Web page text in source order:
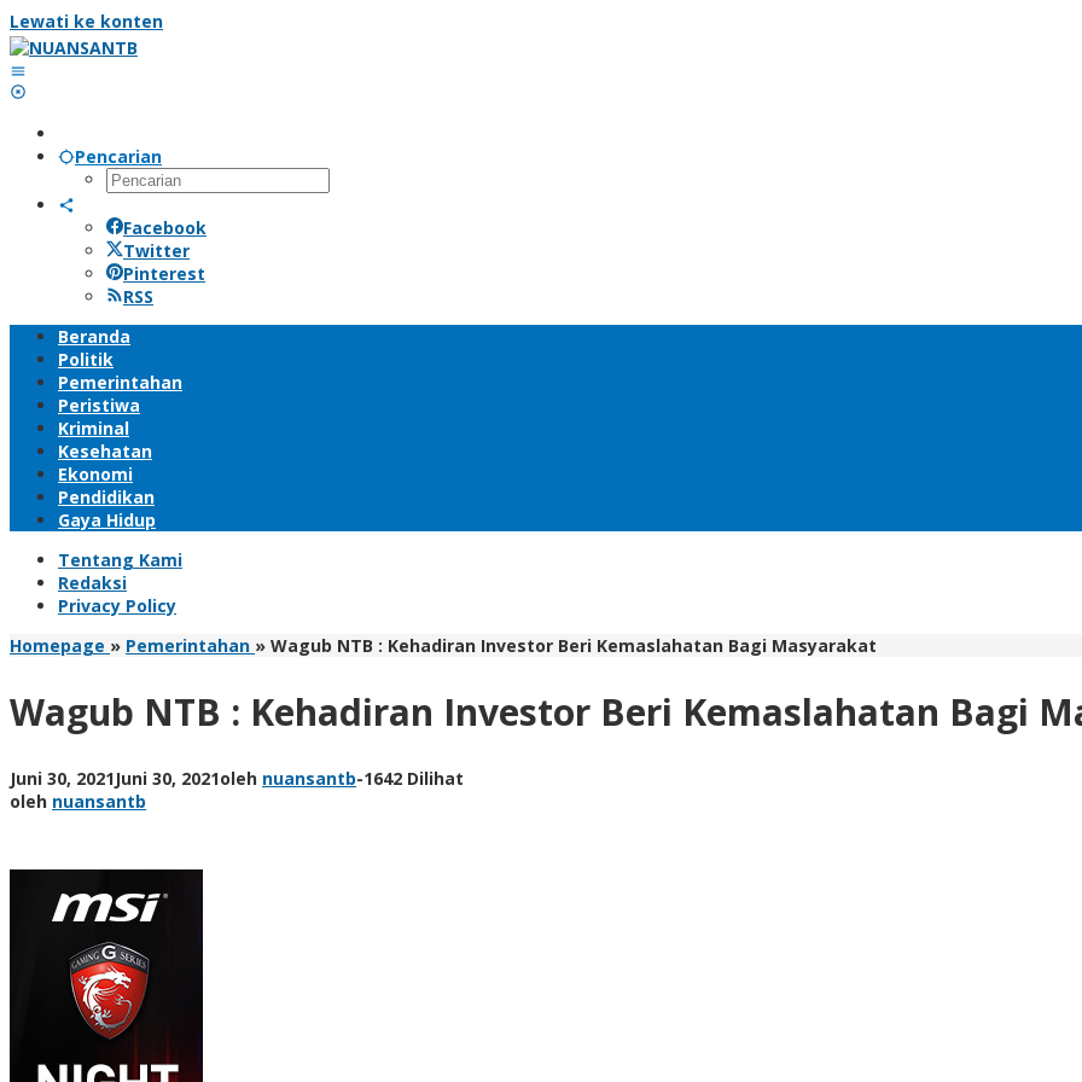
Lewati ke konten
Pencarian
Facebook
Twitter
Pinterest
RSS
Beranda
Politik
Pemerintahan
Peristiwa
Kriminal
Kesehatan
Ekonomi
Pendidikan
Gaya Hidup
Tentang Kami
Redaksi
Privacy Policy
Homepage » Pemerintahan » Wagub NTB : Kehadiran Investor Beri Kemaslahatan Bagi Masyarakat
Wagub NTB : Kehadiran Investor Beri Kemaslahatan Bagi
Juni 30, 2021Juni 30, 2021oleh nuansantb-1642 Dilihat
oleh nuansantb